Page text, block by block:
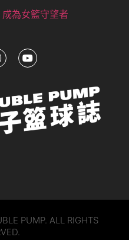
為女籃守望者
PUMP. ALL RIGHTS